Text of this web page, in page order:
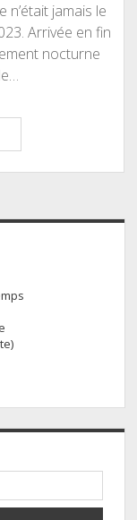
jamais le
Arrivée en fin
nocturne